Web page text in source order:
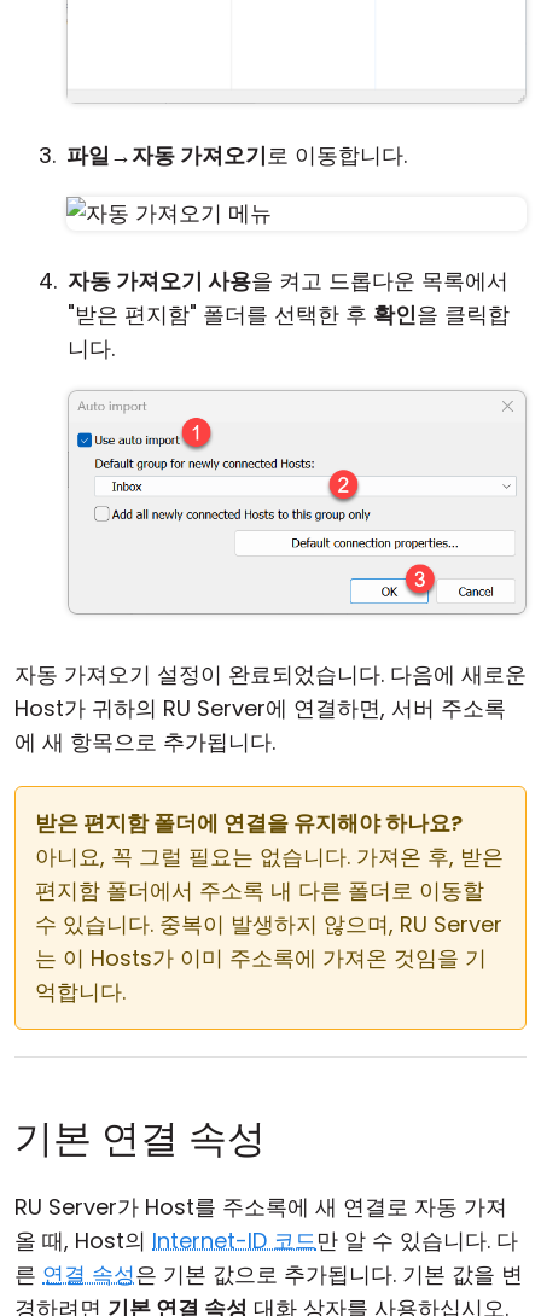
파일 →자동 가져오기로 이동합니다.
자동 가져오기 사용을 켜고 드롭다운 목록에서
"받은 편지함" 폴더를 선택한 후 확인을 클릭합
니다.
자동 가져오기 설정이 완료되었습니다. 다음에 새로운
Host가 귀하의 RU Server에 연결하면, 서버 주소록
에 새 항목으로 추가됩니다.
받은 편지함 폴더에 연결을 유지해야 하나요?
아니요, 꼭 그럴 필요는 없습니다. 가져온 후, 받은
편지함 폴더에서 주소록 내 다른 폴더로 이동할
수 있습니다. 중복이 발생하지 않으며, RU Server
는 이 Hosts가 이미 주소록에 가져온 것임을 기
억합니다.
기본 연결 속성
RU Server가 Host를 주소록에 새 연결로 자동 가져
올 때, Host의 Internet-ID 코드만 알 수 있습니다. 다
른 연결 속성은 기본 값으로 추가됩니다. 기본 값을 변
경하려면 기본 연결 속성 대화 상자를 사용하십시오.